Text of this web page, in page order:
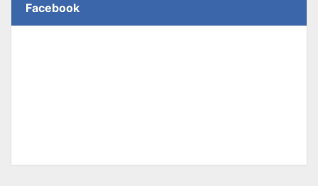
Facebook